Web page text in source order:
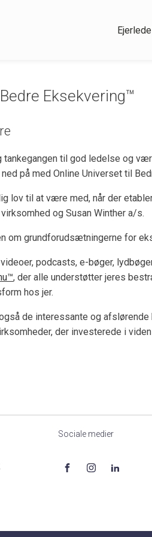
Eksekvering™
tankegangen til god ledelse og
på med Online Universet til
lov til at være med, når der
og Susan Winther a/s.
om grundforudsætningerne for
podcasts, e-bøger,
, der alle understøtter jeres
hos jer.
de interessante og
der investerede i
Sociale medier